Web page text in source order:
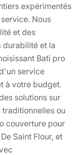
expérimentés
Nous
et des
durabilité et la
Bati pro
service
à votre budget.
solutions sur
ou
couverture pour
Saint Flour, et